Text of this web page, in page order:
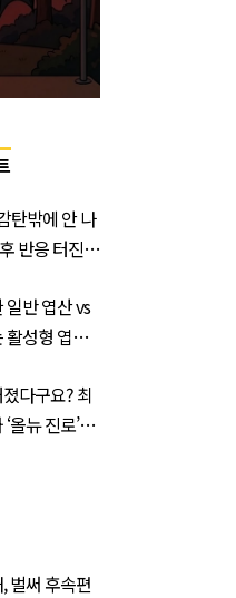
탄밖에 안 나
반응 터진
일반 엽산 vs
활성형 엽
주목
다구요? 최
올뉴 진로’의
벌써 후속편